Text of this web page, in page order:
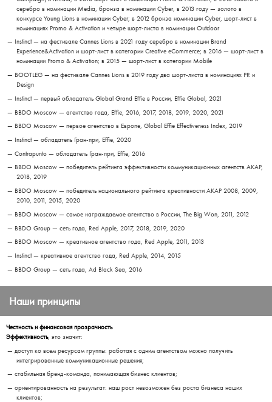
серебро в номинации Media, бронза в номинации Cyber, в 2013 году — золото в
конкурсе Young Lions в номинации Cyber; в 2012 бронза номинации Cyber, шорт-лист в
номинациях Promo & Activation и четыре шорт-листа в номинации Outdoor
Instinct — на фестивале Cannes Lions в 2021 году серебро в номинации Brand
Experience&Activation и шорт-лист в категории Creative eCommerce; в 2016 — шорт-лист в
номинации Promo & Activation; в 2015 — шорт-лист в категории Mobile
BOOTLEG — на фестивале Cannes Lions в 2019 году два шорт-листа в номинациях PR и
Design
Instinct — первый обладатель Global Grand Effie в России, Effie Global, 2021
BBDO Moscow — агентство года, Effie, 2016, 2017, 2018, 2019, 2020, 2021
BBDO Moscow — первое агентство в Европе, Global Effie Effectiveness Index, 2019
Instinct — обладатель Гран-при, Effie, 2020
Contrapunto — обладатель Гран-при, Effie, 2016
BBDO Moscow — победитель рейтинга эффективности коммуникационных агентств АКАР,
2018, 2019
BBDO Moscow — победитель национального рейтинга креативности АКАР 2008, 2009,
2010, 2011, 2015, 2020
BBDO Moscow — самое награждаемое агентство в России, The Big Won, 2011, 2012
BBDO Group — сеть года, Red Apple, 2017, 2018, 2019, 2020
BBDO Moscow — креативное агентство года, Red Apple, 2011, 2013
Instinct — креативное агентство года, Red Apple, 2014, 2015
BBDO Group — сеть года, Ad Black Sea, 2016
Наши принципы
Честность и финансовая прозрачность
Эффективность, это значит:
доступ ко всем ресурсам группы: работая с одним агентством можно получить
интегрированные коммуникационные решения;
стабильная бренд-команда, понимающая бизнес клиентов;
ориентированность на результат: наш рост невозможен без роста бизнеса наших
клиентов;